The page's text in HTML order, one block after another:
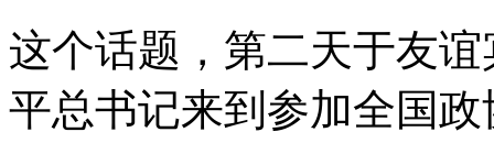
这个话题，第二天于友
平总书记来到参加全国